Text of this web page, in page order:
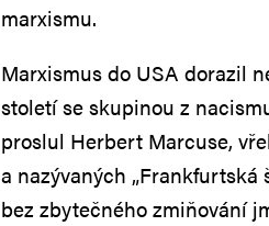
marxismu.
Marxismus do USA dorazil
století se skupinou z
proslul Herbert Marcuse,
a nazývaných „Frankfurtská
bez zbytečného zmiňování